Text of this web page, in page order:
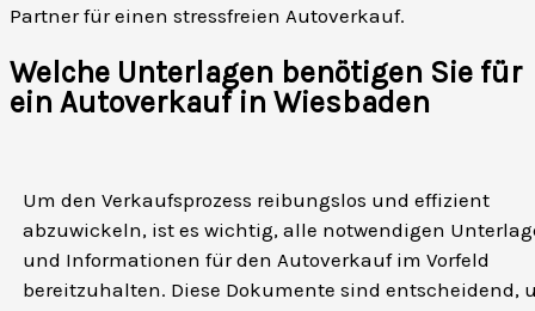
Partner für einen stressfreien Autoverkauf.
Welche Unterlagen benötigen Sie für
ein Autoverkauf in Wiesbaden
Um den Verkaufsprozess reibungslos und effizient
abzuwickeln, ist es wichtig, alle notwendigen
und Informationen für den Autoverkauf im Vorfeld
bereitzuhalten. Diese Dokumente sind entscheidend,